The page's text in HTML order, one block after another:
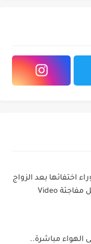
اختفائها بعد الزواج
في أحدث ظهور لها: تفاصيل مفاجئة Video
الهواء مباشرة..